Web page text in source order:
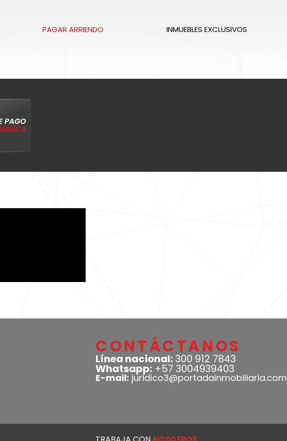
PAGAR ARRIENDO INMUEBLES EXCLUSIVOS
CONTÁCTANOS
Línea nacional:300 912 7843
Whatsapp: +57 3004939403
E-mail: juridico3@portadainmobiliaria.com